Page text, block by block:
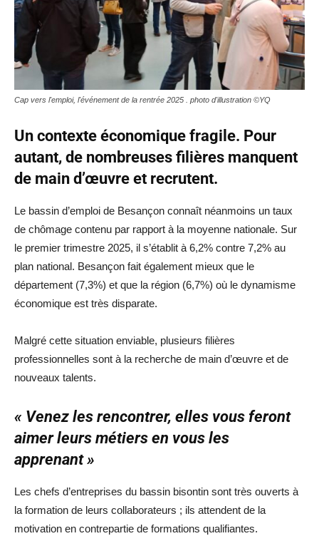
Cap vers l'emploi, l'événement de la rentrée 2025 . photo d'illustration ©YQ
Un contexte économique fragile. Pour
autant, de nombreuses filières manquent
de main d’œuvre et recrutent.
Le bassin d’emploi de Besançon connaît néanmoins un taux
de chômage contenu par rapport à la moyenne nationale. Sur
le premier trimestre 2025, il s’établit à 6,2% contre 7,2% au
plan national. Besançon fait également mieux que le
département (7,3%) et que la région (6,7%) où le dynamisme
économique est très disparate.
Malgré cette situation enviable, plusieurs filières
professionnelles sont à la recherche de main d’œuvre et de
nouveaux talents.
« Venez les rencontrer, elles vous feront
aimer leurs métiers en vous les
apprenant »
Les chefs d’entreprises du bassin bisontin sont très ouverts à
la formation de leurs collaborateurs ; ils attendent de la
motivation en contrepartie de formations qualifiantes.